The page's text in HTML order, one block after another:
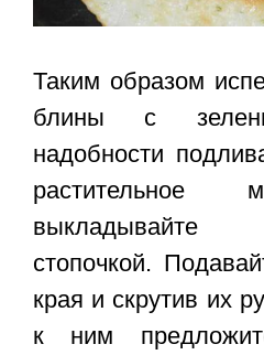
Таким образом
блины с
надобности
растительное
стопочкой.
края и скрутив их
к ним